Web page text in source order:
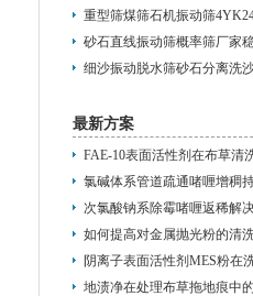
重型筛煤筛石机振动筛
砂石直线振动筛概率筛厂家
最新方案
氯碱体系管道疏通啫喱增稠
次氯酸钠系除霉啫喱返稀解
如何提高对金属抛光粉的清
地渍净在处理布草拖地痕中